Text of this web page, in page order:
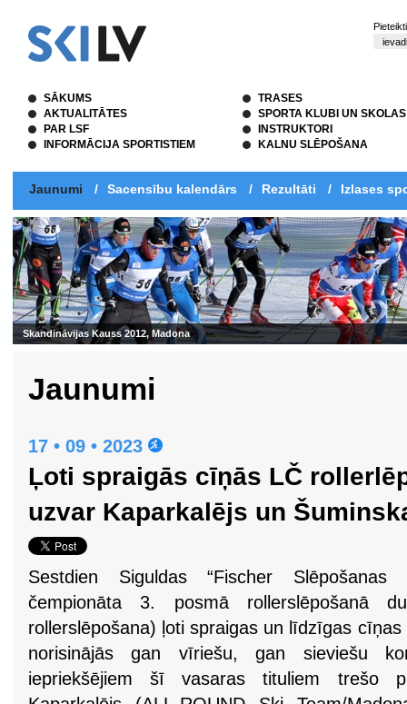
SĀKUMS
AKTUALITĀTES
PAR LSF
INFORMĀCIJA SPORTISTIEM
TRASES
SPORTA KLUBI UN SKOLAS
INSTRUKTORI
KALNU SLĒPOŠANA
Jaunumi / Sacensību kalendārs / Rezultāti / Izlases
Skandināvijas Kauss 2012, Madona
Jaunumi
17 • 09 • 2023
Ļoti spraigās cīņās LČ
uzvar Kaparkalējs un
Sestdien Siguldas “Fischer Slēpošanas
čempionāta 3. posmā rollerslēpošanā
rollerslēpošana) ļoti spraigas un līdzīgas
norisinājās gan vīriešu, gan sieviešu
iepriekšējiem šī vasaras tituliem trešo